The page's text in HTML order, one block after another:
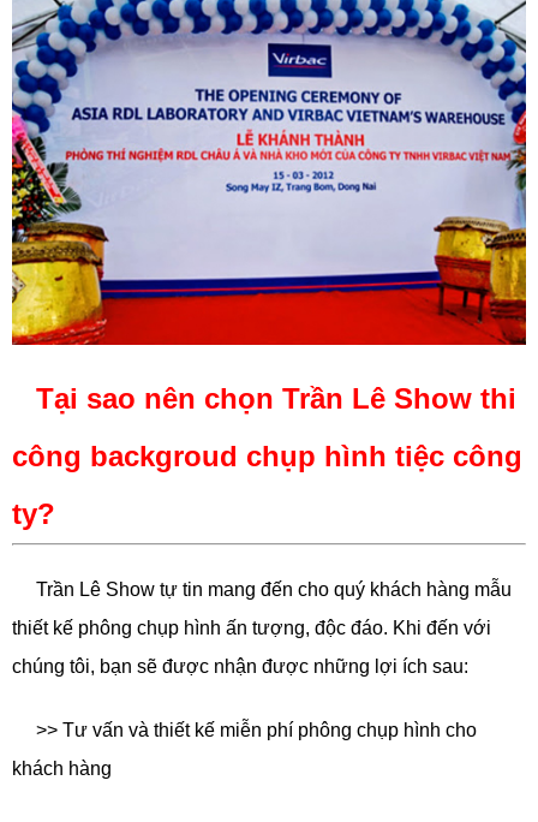
Tại sao nên chọn Trần Lê Show thi
công backgroud chụp hình tiệc công
ty?
Trần Lê Show tự tin mang đến cho quý khách hàng mẫu
thiết kế phông chụp hình ấn tượng, độc đáo. Khi đến với
chúng tôi, bạn sẽ được nhận được những lợi ích sau:
>> Tư vấn và thiết kế miễn phí phông chụp hình cho
khách hàng